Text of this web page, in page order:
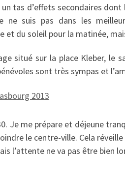
tas d’effets secondaires
ne suis pas dans les
et du soleil pour la matinée,
situé sur la place Kleber, le
sont très sympas et
Je me prépare et déjeune
le centre-ville. Cela
l’attente ne va pas être bien